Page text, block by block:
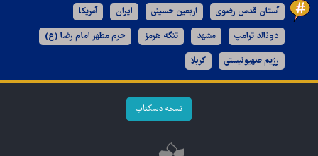
آستان قدس رضوی اربعین حسینی ایران آمریکا
دونالد ترامپ مشهد تنگه هرمز حرم مطهر امام رضا (ع)
رژیم صهیونیستی کربلا
نسخه دسکتاپ